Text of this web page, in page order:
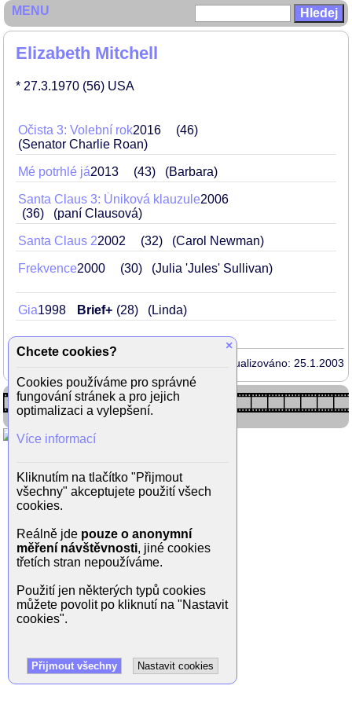
Elizabeth Mitchell
* 27.3.1970 (56) USA
Očista 3: Volební rok2016
46
(Senator Charlie Roan)
Mé potrhlé já2013 43 (Barbara)
Santa Claus 3: Úniková klauzule2006
36
(paní Clausová)
Santa Claus 22002 32 (Carol Newman)
Frekvence2000 30 (Julia 'Jules' Sullivan)
Gia1998 Brief+ 28 (Linda)
Aktualizováno: 25.1.2003
MENU
×
Chcete cookies?
Cookies používáme pro správné
fungování stránek a pro jejich
optimalizaci a vylepšení.
Více informací
Kliknutím na tlačítko "Přijmout
všechny" akceptujete použití všech
cookies.
Reálně jde pouze o anonymní
měření návštěvnosti, jiné cookies
třetích stran nepoužíváme.
Použití jen některých typů cookies
můžete povolit po kliknutí na "Nastavit
cookies".
Přijmout všechny Nastavit cookies